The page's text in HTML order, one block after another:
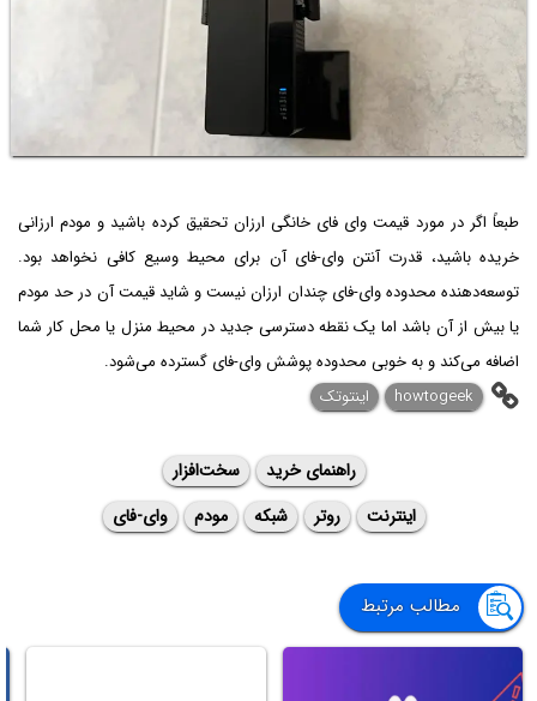
طبعاً اگر در مورد قیمت وای فای خانگی ارزان تحقیق کرده باشید و مودم ارزانی
خریده باشید، قدرت آنتن وای-فای آن برای محیط وسیع کافی نخواهد بود.
توسعه‌دهنده محدوده وای-فای چندان ارزان نیست و شاید قیمت آن در حد مودم
یا بیش از آن باشد اما یک نقطه دسترسی جدید در محیط منزل یا محل کار شما
اضافه می‌کند و به خوبی محدوده پوشش وای-فای گسترده می‌شود.
howtogeek
اینتوتک
راهنمای خرید
سخت‌افزار
اینترنت
روتر شبکه مودم وای-فای
مطالب مرتبط